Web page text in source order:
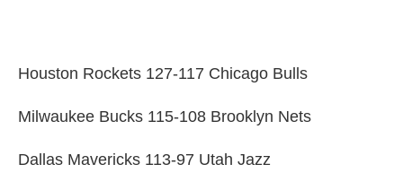
Houston Rockets 127-117 Chicago Bulls
Milwaukee Bucks 115-108 Brooklyn Nets
Dallas Mavericks 113-97 Utah Jazz